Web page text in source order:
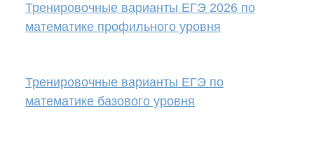
Тренировочные варианты ЕГЭ 2026 по
математике профильного уровня
Тренировочные варианты ЕГЭ по
математике базового уровня